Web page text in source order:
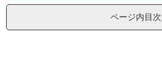
ページ内目次